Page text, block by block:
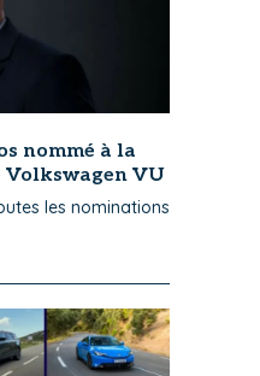
nommé à la
Volkswagen VU
les nominations